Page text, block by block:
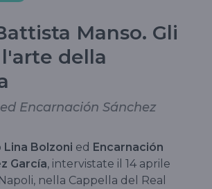
Manso. Gli
della
Encarnación Sánchez
Lina Bolzoni ed Encarnación
García, intervistate il 14 aprile
nella Cappella del Real